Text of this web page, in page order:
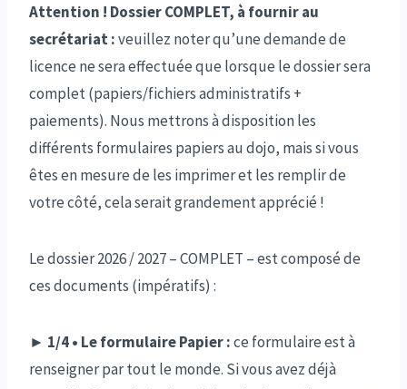
Attention ! Dossier COMPLET, à fournir au
secrétariat :veuillez noter qu’une demande de
licence ne sera effectuée que lorsque le dossier sera
complet (papiers/fichiers administratifs +
paiements). Nous mettrons à disposition les
différents formulaires papiers au dojo, mais si vous
êtes en mesure de les imprimer et les remplir de
votre côté, cela serait grandement apprécié !
Le dossier 2026 / 2027 – COMPLET – est composé de
ces documents (impératifs) :
► 1/4 • Le formulaire Papier :ce formulaire est à
renseigner par tout le monde. Si vous avez déjà